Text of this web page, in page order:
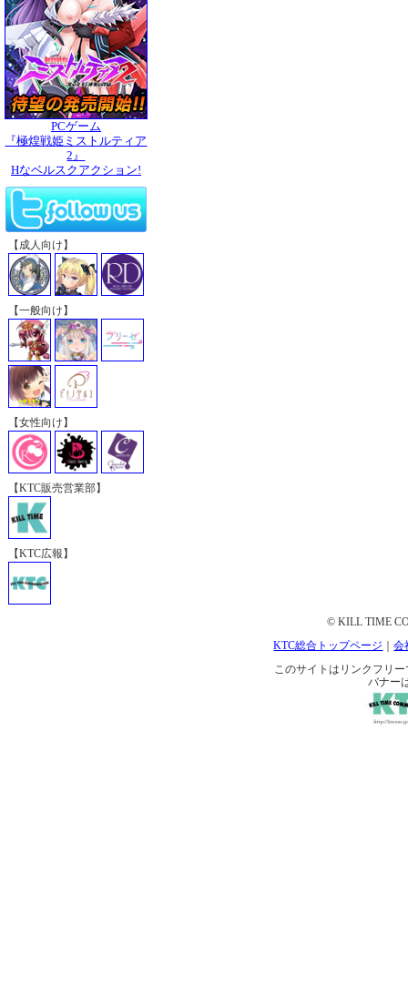
PCゲーム
『極煌戦姫ミストルティア
2』
Hなベルスクアクション!
【成人向け】
【一般向け】
【女性向け】
【KTC販売営業部】
【KTC広報】
© KILL TIME
KTC総合トップページ
｜会
このサイトはリンクフリ
バナー